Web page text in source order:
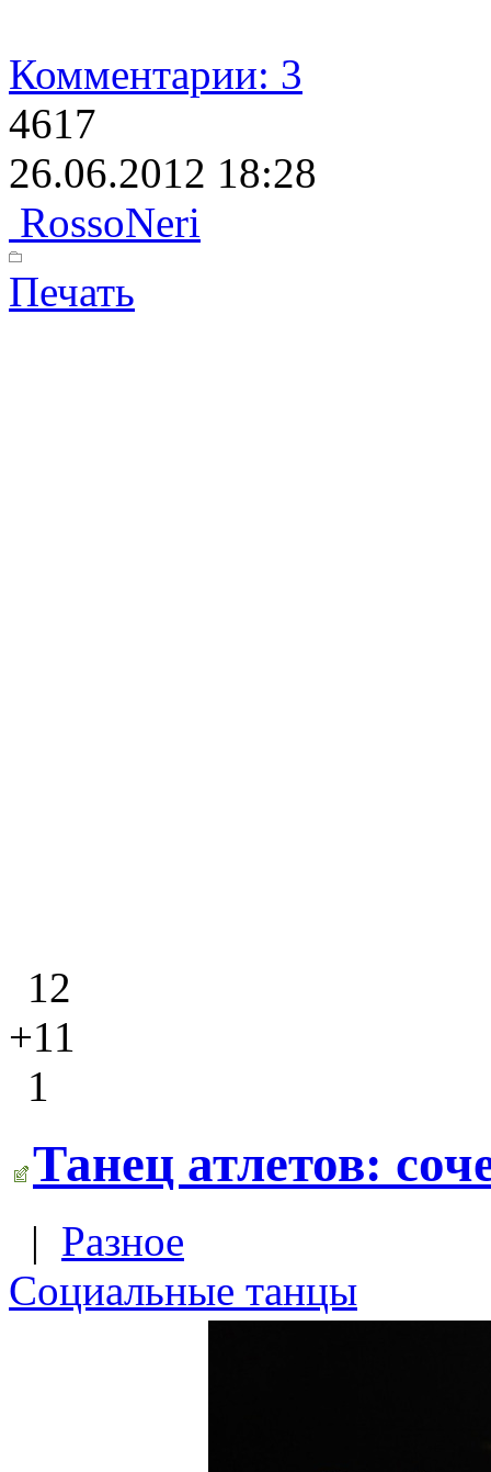
Комментарии: 3
4617
26.06.2012 18:28
RossoNeri
Печать
12
+11
1
Танец атлетов:
| Разное
Социальные танцы